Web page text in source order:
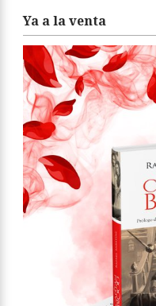
Ya a la venta